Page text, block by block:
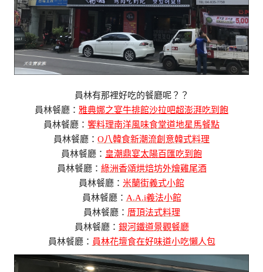
員林有那裡好吃的餐廳呢？？
員林餐廳： 雅典娜之宴牛排館沙拉吧超澎湃吃到飽
員林餐廳： 饗料理南洋風味食堂道地星馬餐點
員林餐廳： O八韓食新潮流創意韓式料理
員林餐廳： 皇潮鼎宴太陽百匯吃到飽
員林餐廳： 綠洲香頌烘焙坊外燴雞尾酒
員林餐廳： 米蘭街義式小館
員林餐廳： A.A.i義法小館
員林餐廳： 厝頂法式料理
員林餐廳： 銀河鐵道景觀餐廳
員林餐廳： 員林花壇食在好味道小吃懶人包